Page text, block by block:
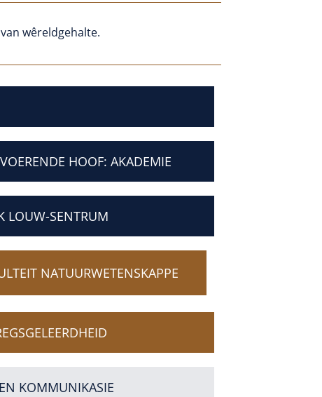
wêreldgehalte.
HOOF: AKADEMIE
LOUW-SENTRUM
NATUURWETENSKAPPE
KOMMUNIKASIE